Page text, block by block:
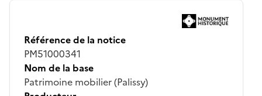
Référence de la notice
PM51000341
Nom de la base
Patrimoine mobilier (Palissy)